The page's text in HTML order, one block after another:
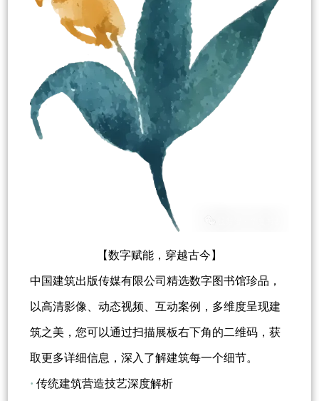
【数字赋能，穿越古今】
中国建筑出版传媒有限公司精选数字图书馆珍品，
以高清影像、动态视频、互动案例，多维度呈现建
筑之美，您可以通过扫描展板右下角的二维码，获
取更多详细信息，深入了解建筑每一个细节。
· 传统建筑营造技艺深度解析